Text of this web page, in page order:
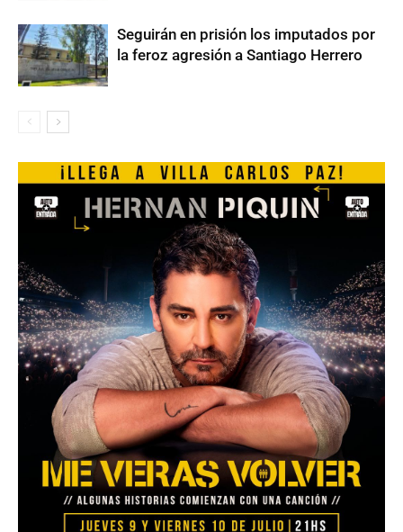
Seguirán en prisión los imputados por
la feroz agresión a Santiago Herrero